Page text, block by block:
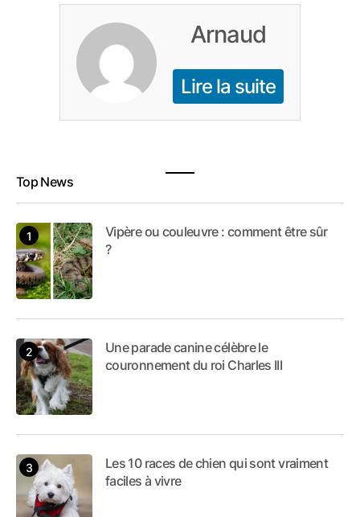
Arnaud
Lire la suite
Top News
Vipère ou couleuvre : comment être sûr
?
Une parade canine célèbre le
couronnement du roi Charles III
Les 10 races de chien qui sont vraiment
faciles à vivre